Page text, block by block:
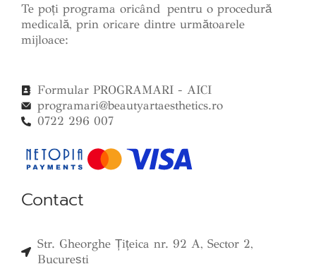
Te poți programa oricând pentru o procedură
medicală, prin oricare dintre următoarele
mijloace:
Formular PROGRAMARI - AICI
programari@beautyartaesthetics.ro
0722 296 007
Contact
Str. Gheorghe Țițeica nr. 92 A, Sector 2,
București